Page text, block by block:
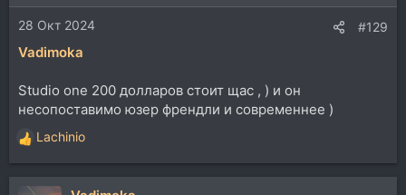
28 Окт 2024 #129
Vadimoka
Studio one 200 долларов стоит щас , ) и он
несопоставимо юзер френдли и современнее )
Р
е
а
Lachinio